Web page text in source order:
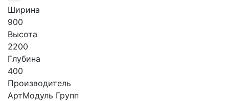
Ширина
900
Высота
2200
Глубина
400
Производитель
АртМодуль Групп